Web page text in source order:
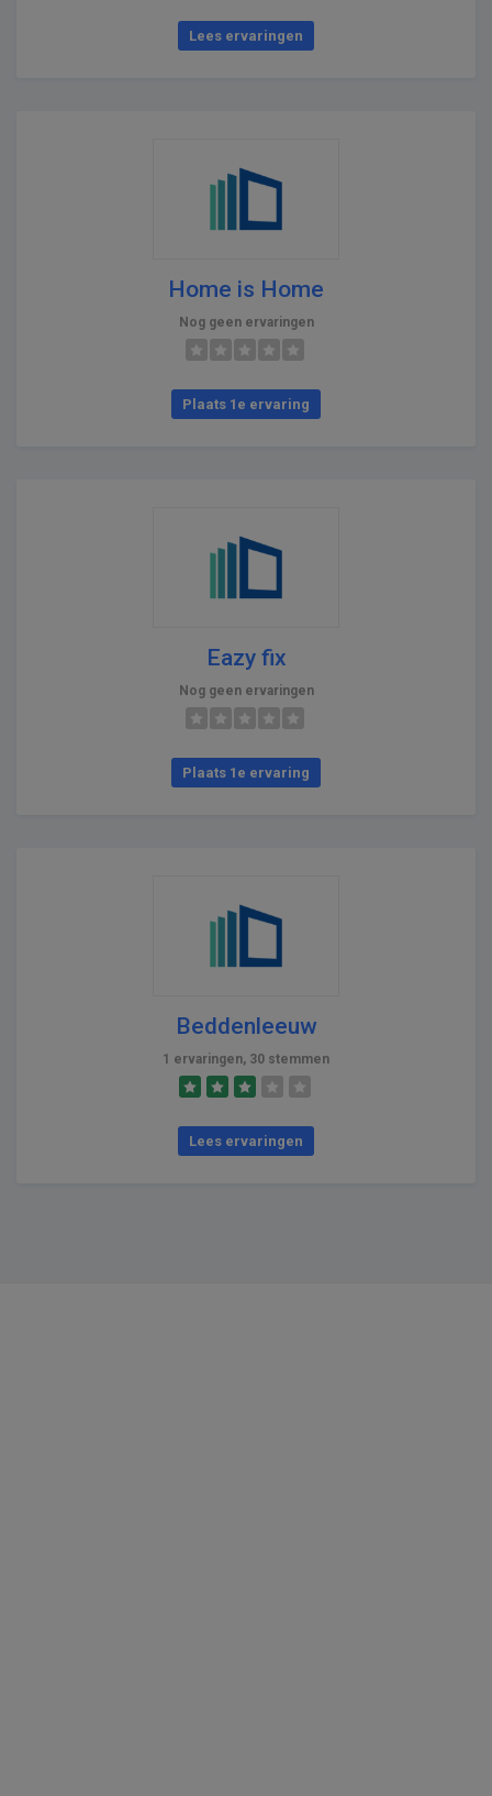
Lees ervaringen
Home is Home
Nog geen ervaringen
Plaats 1e ervaring
Eazy fix
Nog geen ervaringen
Plaats 1e ervaring
Beddenleeuw
1 ervaringen, 30 stemmen
Lees ervaringen